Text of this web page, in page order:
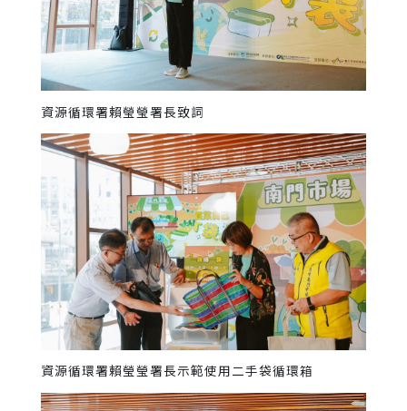
資源循環署賴瑩瑩署長致詞
資源循環署賴瑩瑩署長示範使用二手袋循環箱